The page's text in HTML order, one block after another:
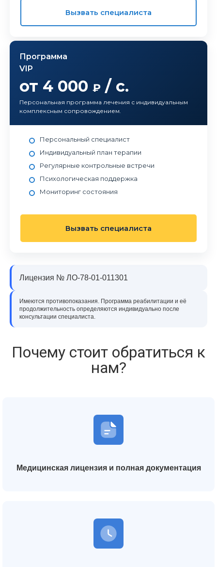
Вызвать специалиста
Программа
VIP
от 4 000 ₽ / с.
Персональная программа лечения с индивидуальным
комплексным сопровождением.
Персональный специалист
Индивидуальный план терапии
Регулярные контрольные встречи
Психологическая поддержка
Мониторинг состояния
Вызвать специалиста
Лицензия № ЛО-78-01-011301
Имеются противопоказания. Программа реабилитации и её
продолжительность определяются индивидуально после
консультации специалиста.
Почему стоит обратиться к
нам?
Медицинская лицензия и полная документация